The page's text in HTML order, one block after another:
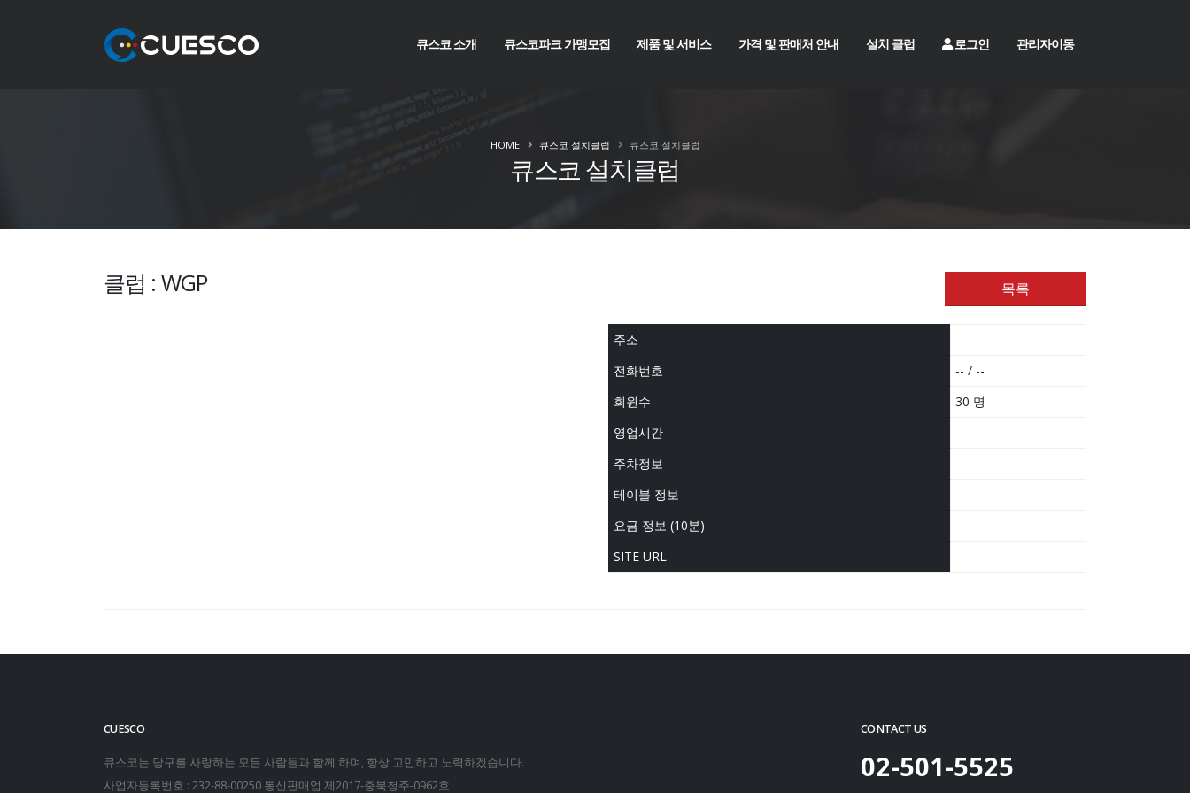
큐스코 소개 큐스코파크 가맹모집 제품 및 서비스 가격 및 판매처 안내 설치 클럽 로그인 관리자이동
큐스코 설치클럽
HOME 큐스코 설치클럽 큐스코 설치클럽
클럽 : WGP 목록
주소
전화번호
-- / --
회원수
30 명
영업시간
주차정보
테이블 정보
요금 정보 (10분)
SITE URL
CUESCO
큐스코는 당구를 사랑하는 모든 사람들과 함께 하며, 항상 고민하고 노력하겠습니다.
사업자등록번호 : 232-88-00250 통신판매업 제2017-충북청주-0962호
CONTACT US
02-501-5525